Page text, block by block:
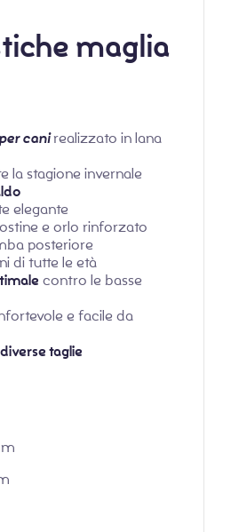
maglia
canirealizzato in lana
la stagione invernale
elegante
e orlo rinforzato
posteriore
di tutte le età
contro le basse
e facile da
taglie